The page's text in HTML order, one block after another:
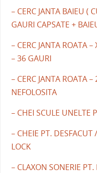
– CERC JANTA BAIEU (
GAURI CAPSATE +
– CERC JANTA ROATA
– 36 GAURI
– CERC JANTA ROATA
NEFOLOSITA
– CHEI SCULE UNELTE
– CHEIE PT. DESFACUT
LOCK
– CLAXON SONERIE PT.